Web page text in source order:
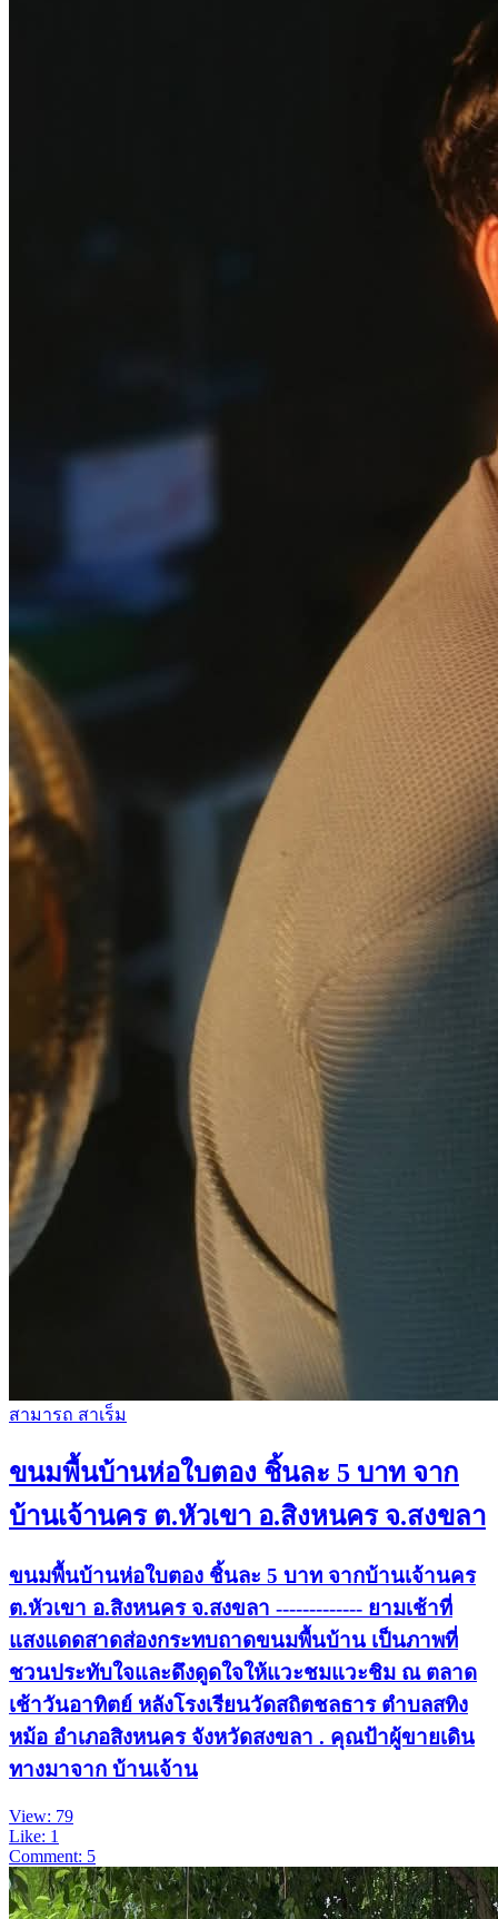
สามารถ สาเร็ม
ขนมพื้นบ้านห่อใบตอง ชิ้นละ 5 บาท จาก
บ้านเจ้านคร ต.หัวเขา อ.สิงหนคร จ.สงขลา
ขนมพื้นบ้านห่อใบตอง ชิ้นละ 5 บาท จากบ้านเจ้านคร
ต.หัวเขา อ.สิงหนคร จ.สงขลา ------------- ยามเช้าที่
แสงแดดสาดส่องกระทบถาดขนมพื้นบ้าน เป็นภาพที่
ชวนประทับใจและดึงดูดใจให้แวะชมแวะชิม ณ ตลาด
เช้าวันอาทิตย์ หลังโรงเรียนวัดสถิตชลธาร ตำบลสทิง
หม้อ อำเภอสิงหนคร จังหวัดสงขลา . คุณป้าผู้ขายเดิน
ทางมาจาก บ้านเจ้าน
View: 79
Like: 1
Comment: 5